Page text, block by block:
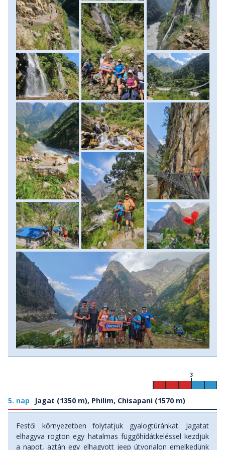
szél felénk sodorja. Újabb függőhidak és meredek
ösvények vezetnek át a Yaru Khola fölött, míg végül Tharo
Bharyang érintésével megérkezünk Jagat mesébe illő
falujába. Az estét itt töltjük, a hegyek ölelésében,
miközben a vízesések morajlása még sokáig kíséri
álmunkat. Szállás: vendégház. (táv: 18-19 km, szint: 935
méter fel/460 méter le, menetidő: 6-7 óra)
5. nap Jagat (1350 m), Philim, Chisapani (1570 m)
3
Festői környezetben folytatjuk gyalogtúránkat. Jagatat
elhagyva rögtön egy hatalmas függőhídátkeléssel kezdjük
a napot, aztán egy elhagyott jeep útvonalon emelkedünk